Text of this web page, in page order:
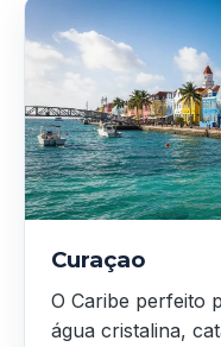
Curaçao
O Caribe perfeito
água cristalina,